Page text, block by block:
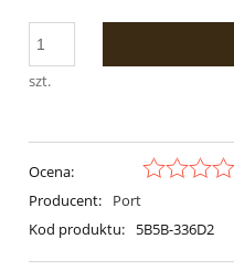
szt.
Ocena:
Producent:
Port
Kod produktu:
5B5B-336D2